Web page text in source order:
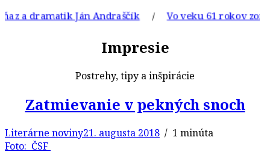
dramatik Ján Andraščík/ Vo veku 61 rokov zomrel
Impresie
Postrehy, tipy a inšpirácie
Zatmievanie v pekných snoch
Literárne noviny21. augusta 2018 / 1 minúta
Foto: ČSF